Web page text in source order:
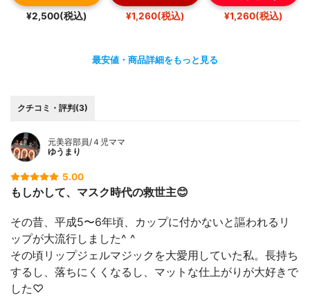
¥2,500(税込) ¥1,260(税込) ¥1,260(税込)
最安値・商品詳細をもっと見る
クチコミ・評判(3)
元美容部員/４児ママ
ゆうまり
5.00
もしかして、マスク時代の救世主😊
その昔、平成5〜6年頃、カップに付かないと謳われるリ
ップが大流行しました^ ^
その頃リップジェルマジックを大愛用していた私。長持ち
するし、落ちにくくなるし、マットな仕上がりが大好きで
した♡